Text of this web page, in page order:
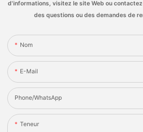
d'informations, visitez le site Web ou
des questions ou des demandes de
Nom
E-Mail
Phone/whatsApp
Teneur